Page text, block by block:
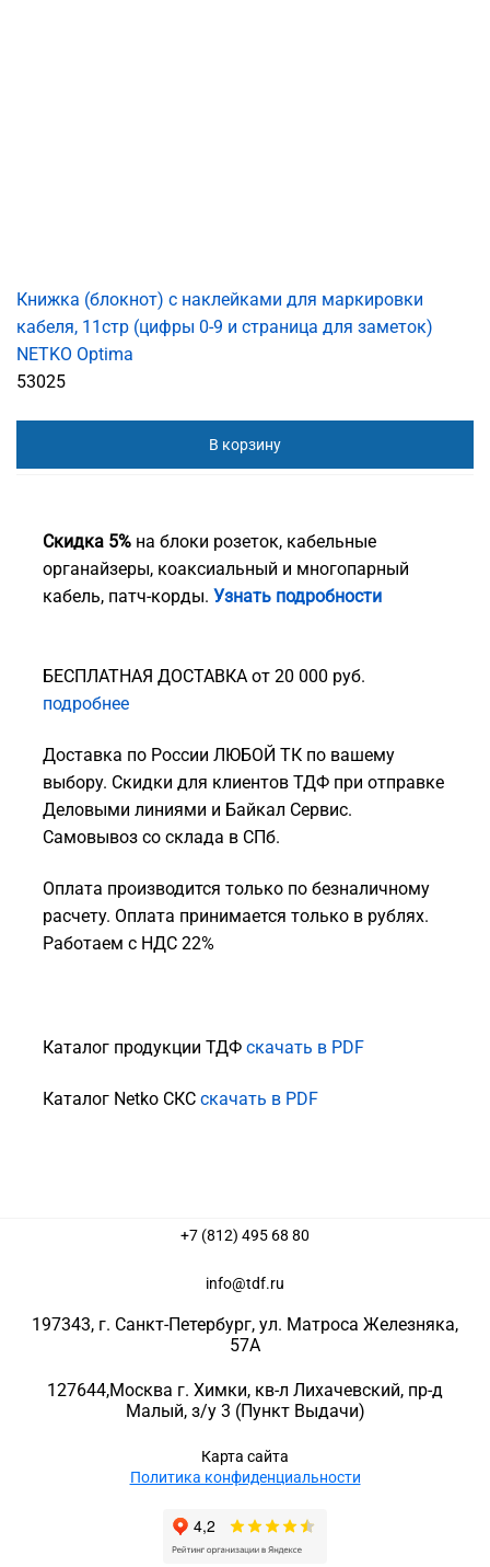
Книжка (блокнот) с наклейками для маркировки
кабеля, 11стр (цифры 0-9 и страница для заметок)
NETKO Optima
53025
В корзину
Скидка 5% на блоки розеток, кабельные
органайзеры, коаксиальный и многопарный
кабель, патч-корды. Узнать подробности
БЕСПЛАТНАЯ ДОСТАВКА от 20 000 руб.
подробнее
Доставка по России ЛЮБОЙ ТК по вашему
выбору. Скидки для клиентов ТДФ при отправке
Деловыми линиями и Байкал Сервис.
Самовывоз со склада в СПб.
Оплата производится только по безналичному
расчету. Оплата принимается только в рублях.
Работаем с НДС 22%
Каталог продукции ТДФ скачать в PDF
Каталог Netko СКС скачать в PDF
+7 (812) 495 68 80
info@tdf.ru
197343, г. Санкт-Петербург, ул. Матроса Железняка,
57A
127644,Москва г. Химки, кв-л Лихачевский, пр-д
Малый, з/у 3 (Пункт Выдачи)
Карта сайта
Политика конфиденциальности